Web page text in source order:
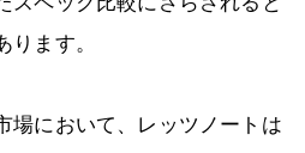
ります。
場において、レッツノートは